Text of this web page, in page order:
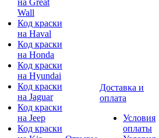
на Great
Wall
Код краски
на Haval
Код краски
на Honda
Код краски
на Hyundai
Код краски
на Jaguar
Код краски
на Jeep
Код краски
Доставка и
оплата
Условия
оплаты